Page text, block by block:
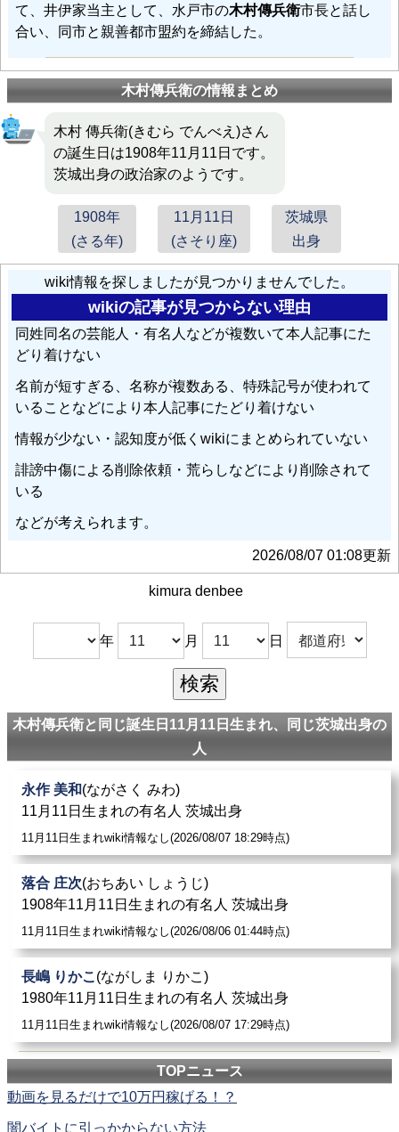
て、井伊家当主として、水戸市の木村傳兵衛市長と話し
合い、同市と親善都市盟約を締結した。
木村傳兵衛の情報まとめ
木村 傳兵衛(きむら でんべえ)さん
の誕生日は1908年11月11日です。
茨城出身の政治家のようです。
1908年
(さる年)
11月11日
(さそり座)
茨城県
出身
wiki情報を探しましたが見つかりませんでした。
wikiの記事が見つからない理由
同姓同名の芸能人・有名人などが複数いて本人記事にた
どり着けない
名前が短すぎる、名称が複数ある、特殊記号が使われて
いることなどにより本人記事にたどり着けない
情報が少ない・認知度が低くwikiにまとめられていない
誹謗中傷による削除依頼・荒らしなどにより削除されて
いる
などが考えられます。
2026/08/07 01:08更新
kimura denbee
年 月 日
木村傳兵衛と同じ誕生日11月11日生まれ、同じ茨城出身の
人
永作 美和(ながさく みわ)
11月11日生まれの有名人 茨城出身
11月11日生まれwiki情報なし(2026/08/07 18:29時点)
落合 庄次(おちあい しょうじ)
1908年11月11日生まれの有名人 茨城出身
11月11日生まれwiki情報なし(2026/08/06 01:44時点)
長嶋 りかこ (ながしま りかこ)
1980年11月11日生まれの有名人 茨城出身
11月11日生まれwiki情報なし(2026/08/07 17:29時点)
TOPニュース
動画を見るだけで10万円稼げる！？
闇バイトに引っかからない方法